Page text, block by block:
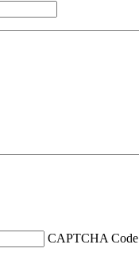
CAPTCHA Code